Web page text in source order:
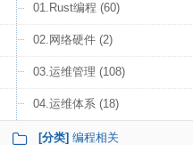
01.Rust编程 (60)
02.网络硬件 (2)
03.运维管理 (108)
04.运维体系 (18)
[分类] 编程相关